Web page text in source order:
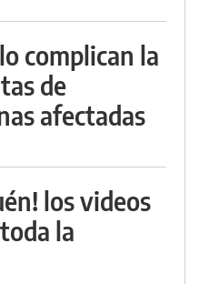
complican la
de
afectadas
los videos
la